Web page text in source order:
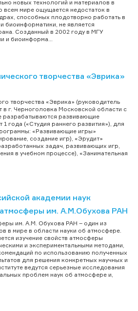
новых технологий и материалов в
всем мире ощущается недостаток в
способных плодотворно работать в
биоинформатики, не является
Созданный в 2002 году в МГУ
и биоинформа...
творчества «Эврика»
творчества «Эврика» (руководитель
в г. Черноголовка Московской области с
разрабатываются развивающие
года («Студия раннего развития»), для
«Развивающие игры»
создание игр), «Эрудит»
задач, развивающих игр,
в учебном процессе), «Занимательная
академии наук
им. А.М.Обухова РАН
им. А.М. Обухова РАН – один из
в мире в области науки об атмосфере.
изучение свойств атмосферы
и экспериментальными методами,
по использованию полученных
для решения конкретных научных и
ведутся серьезные исследования
проблем наук об атмосфере и,